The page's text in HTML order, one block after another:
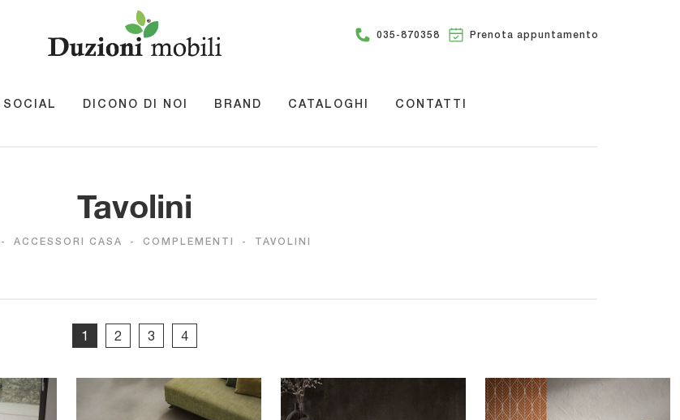
035-870358 Prenota appuntamento
SOCIAL DICONO DI NOI BRAND CATALOGHI CONTATTI
Tavolini
- ACCESSORI CASA - COMPLEMENTI - TAVOLINI
1 2 3 4